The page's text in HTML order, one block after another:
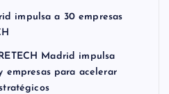
impulsa a 30 empresas
Madrid impulsa
empresas para acelerar